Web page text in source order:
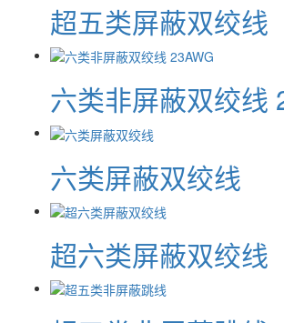
超五类屏蔽双绞线
六类非屏蔽双绞线
六类屏蔽双绞线
超六类屏蔽双绞线